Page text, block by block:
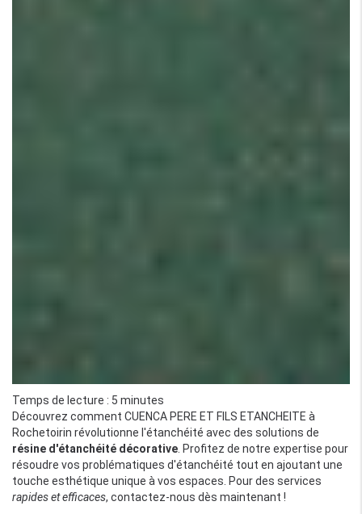
Temps de lecture : 5 minutes
Découvrez comment CUENCA PERE ET FILS ETANCHEITE à
Rochetoirin révolutionne l'étanchéité avec des solutions de
résine d'étanchéité décorative . Profitez de notre expertise pour
résoudre vos problématiques d'étanchéité tout en ajoutant une
touche esthétique unique à vos espaces. Pour des services
rapides et efficaces, contactez-nous dès maintenant !